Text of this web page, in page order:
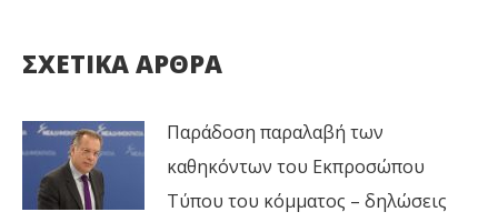
ΣΧΕΤΙΚΑ ΑΡΘΡΑ
Παράδοση παραλαβή των
καθηκόντων του Εκπροσώπου
Τύπου του κόμματος – δηλώσεις